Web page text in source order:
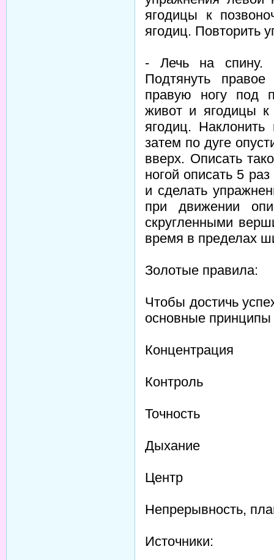
ягодицы к
ягодиц. Повторить
- Лечь на спину.
Подтянуть
правую ногу под
живот и ягодицы
ягодиц. Наклонить
затем по дуге
вверх. Описать
ногой описать 5
и сделать
при движении
скругленными
время в пределах
Золотые правила:
Чтобы достичь
основные
Концентрация
Контроль
Точность
Дыхание
Центр
Непрерывность,
Источники: